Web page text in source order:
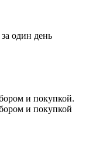
один день
и покупкой.
и покупкой